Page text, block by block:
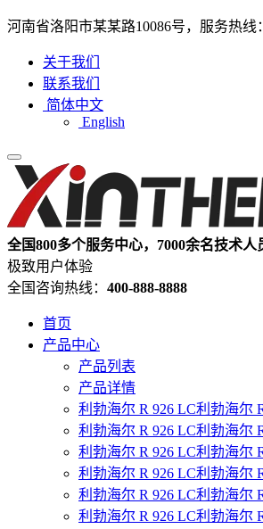
河南省洛阳市某某路10086号，服务热线
关于我们
联系我们
简体中文
English
全国800多个服务中心，7000余名技术人
极致用户体验
全国咨询热线： 400-888-8888
首页
产品中心
产品列表
产品详情
利勃海尔 R 926 LC利勃海尔
利勃海尔 R 926 LC利勃海尔
利勃海尔 R 926 LC利勃海尔
利勃海尔 R 926 LC利勃海尔
利勃海尔 R 926 LC利勃海尔
利勃海尔 R 926 LC利勃海尔